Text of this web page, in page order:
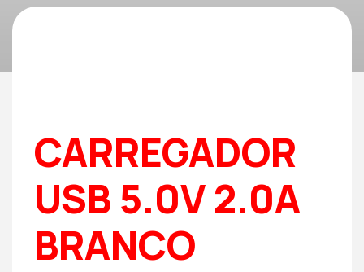
CARREGADOR
USB 5.0V 2.0A
BRANCO